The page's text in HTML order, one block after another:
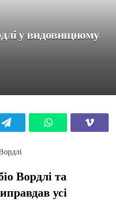
у видовищному
Вордлі та
усі